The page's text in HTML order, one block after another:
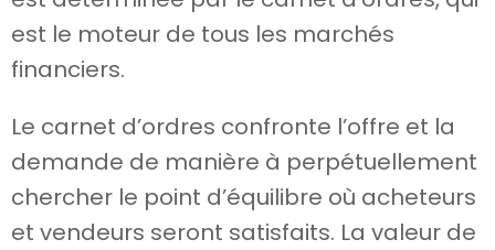
est le moteur de tous les marchés
financiers.
Le carnet d’ordres confronte l’offre et la
demande de manière à perpétuellement
chercher le point d’équilibre où acheteurs
et vendeurs seront satisfaits. La valeur de